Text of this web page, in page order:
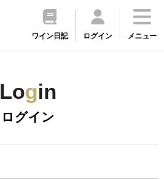
ワイン日記 ログイン メニュー
Login
ログイン